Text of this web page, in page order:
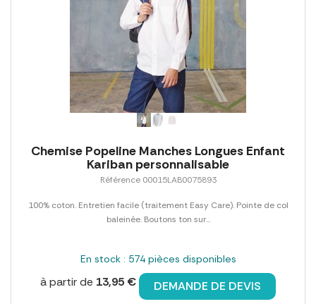
Chemise Popeline Manches Longues Enfant
Kariban personnalisable
Référence 00015LAB0075893
100% coton. Entretien facile (traitement Easy Care). Pointe de col
baleinée. Boutons ton sur...
En stock : 574 pièces disponibles
à partir de 13,95 € DEMANDE DE DEVIS